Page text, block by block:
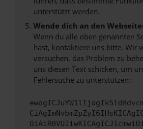
unterstützt werden.
Wende dich an den
Wenn du alle oben genannten
hast, kontaktiere uns bitte. Wir
versuchen, das Problem zu
uns diesen Text schicken, um
Fehlersuche zu unterstützen: